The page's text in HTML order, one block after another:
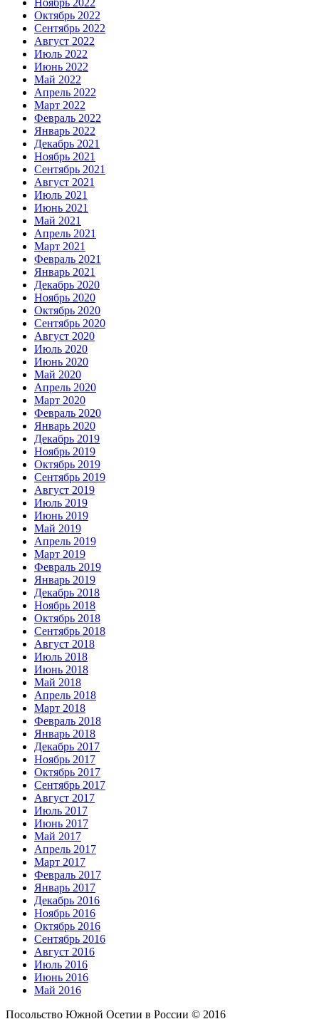
Октябрь 2022
Сентябрь 2022
Август 2022
Июль 2022
Июнь 2022
Май 2022
Апрель 2022
Март 2022
Февраль 2022
Январь 2022
Декабрь 2021
Ноябрь 2021
Сентябрь 2021
Август 2021
Июль 2021
Июнь 2021
Май 2021
Апрель 2021
Март 2021
Февраль 2021
Январь 2021
Декабрь 2020
Ноябрь 2020
Октябрь 2020
Сентябрь 2020
Август 2020
Июль 2020
Июнь 2020
Май 2020
Апрель 2020
Март 2020
Февраль 2020
Январь 2020
Декабрь 2019
Ноябрь 2019
Октябрь 2019
Сентябрь 2019
Август 2019
Июль 2019
Июнь 2019
Май 2019
Апрель 2019
Март 2019
Февраль 2019
Январь 2019
Декабрь 2018
Ноябрь 2018
Октябрь 2018
Сентябрь 2018
Август 2018
Июль 2018
Июнь 2018
Май 2018
Апрель 2018
Март 2018
Февраль 2018
Январь 2018
Декабрь 2017
Ноябрь 2017
Октябрь 2017
Сентябрь 2017
Август 2017
Июль 2017
Июнь 2017
Май 2017
Апрель 2017
Март 2017
Февраль 2017
Январь 2017
Декабрь 2016
Ноябрь 2016
Октябрь 2016
Сентябрь 2016
Август 2016
Июль 2016
Июнь 2016
Май 2016
Посольство Южной Осетии в России © 2016